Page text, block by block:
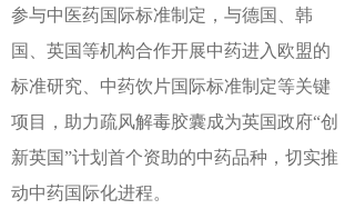
参与中医药国际标准制定，与德国、韩
国、英国等机构合作开展中药进入欧盟的
标准研究、中药饮片国际标准制定等关键
项目，助力疏风解毒胶囊成为英国政府“创
新英国”计划首个资助的中药品种，切实推
动中药国际化进程。